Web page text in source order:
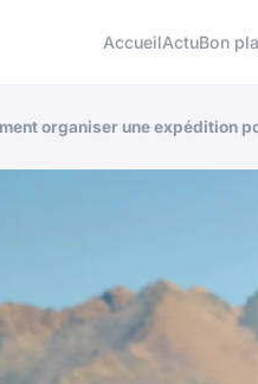
AccueilActuBon
organiser une expédition